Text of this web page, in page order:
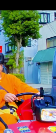
Harga
Soalan Lazim